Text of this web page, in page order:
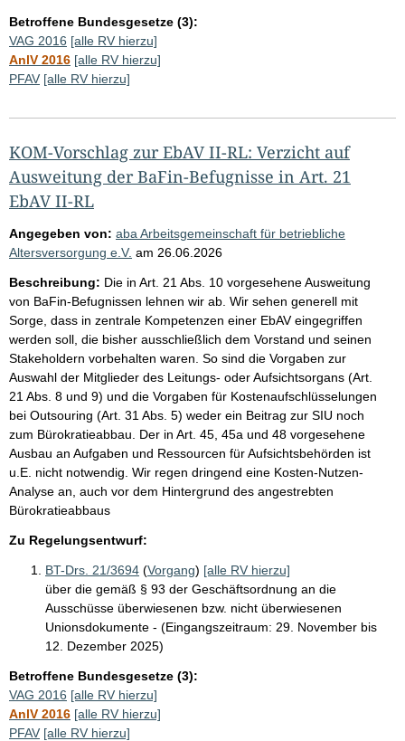
Betroffene Bundesgesetze (3):
VAG 2016 [alle RV hierzu]
AnlV 2016 [alle RV hierzu]
PFAV [alle RV hierzu]
KOM-Vorschlag zur EbAV II-RL: Verzicht auf
Ausweitung der BaFin-Befugnisse in Art. 21
EbAV II-RL
Angegeben von: aba Arbeitsgemeinschaft für betriebliche
Altersversorgung e.V. am 26.06.2026
Beschreibung: Die in Art. 21 Abs. 10 vorgesehene Ausweitung
von BaFin-Befugnissen lehnen wir ab. Wir sehen generell mit
Sorge, dass in zentrale Kompetenzen einer EbAV eingegriffen
werden soll, die bisher ausschließlich dem Vorstand und seinen
Stakeholdern vorbehalten waren. So sind die Vorgaben zur
Auswahl der Mitglieder des Leitungs- oder Aufsichtsorgans (Art.
21 Abs. 8 und 9) und die Vorgaben für Kostenaufschlüsselungen
bei Outsouring (Art. 31 Abs. 5) weder ein Beitrag zur SIU noch
zum Bürokratieabbau. Der in Art. 45, 45a und 48 vorgesehene
Ausbau an Aufgaben und Ressourcen für Aufsichtsbehörden ist
u.E. nicht notwendig. Wir regen dringend eine Kosten-Nutzen-
Analyse an, auch vor dem Hintergrund des angestrebten
Bürokratieabbaus
Zu Regelungsentwurf:
BT-Drs. 21/3694 (Vorgang) [alle RV hierzu]
über die gemäß § 93 der Geschäftsordnung an die
Ausschüsse überwiesenen bzw. nicht überwiesenen
Unionsdokumente - (Eingangszeitraum: 29. November bis
12. Dezember 2025)
Betroffene Bundesgesetze (3):
VAG 2016 [alle RV hierzu]
AnlV 2016 [alle RV hierzu]
PFAV [alle RV hierzu]